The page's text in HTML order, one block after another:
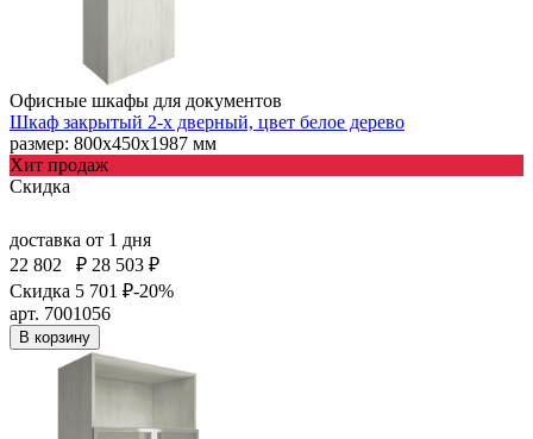
Офисные шкафы для документов
Шкаф закрытый 2-х дверный, цвет белое дерево
размер: 800х450х1987 мм
Хит продаж
Скидка
доставка от 1 дня
22 802
₽ 28 503 ₽
Скидка 5 701 ₽-20%
арт. 7001056
В корзину